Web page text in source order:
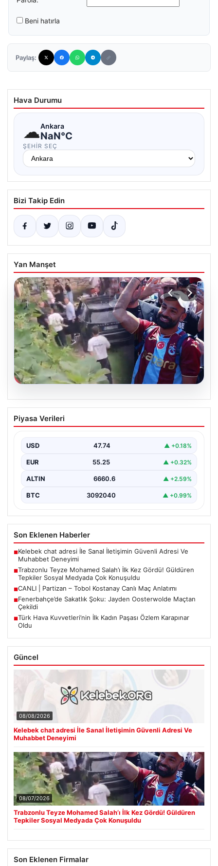
Beni hatırla
Paylaş:
Hava Durumu
☁Ankara
NaN°C
ŞEHIR SEÇ
Bizi Takip Edin
Yan Manşet
07.08.2026
Trabzonlu Teyze Mohamed Salah’ı İlk
Kez Gördü! Güldüren Tepkiler Sosyal
Trabzon’un gözde ilçesi Araklı’ya, dünya futbolunun en
reklam…
Piyasa Verileri
USD 47.74 ▲ +0.18%
EUR 55.25 ▲ +0.32%
ALTIN 6660.6 ▲ +2.59%
BTC 3092040 ▲ +0.99%
Son Eklenen Haberler
■Kelebek chat adresi İle Sanal İletişimin Güvenli Adresi Ve
Muhabbet Deneyimi
■Trabzonlu Teyze Mohamed Salah’ı İlk Kez Gördü! Güldüren
Tepkiler Sosyal Medyada Çok Konuşuldu
■CANLI | Partizan – Tobol Kostanay Canlı Maç Anlatımı
■Fenerbahçe’de Sakatlık Şoku: Jayden Oosterwolde Maçtan
Çekildi
■Türk Hava Kuvvetleri’nin İlk Kadın Paşası Özlem Karapınar
Oldu
Güncel
08/08/2026
Kelebek chat adresi İle Sanal İletişimin Güvenli Adresi Ve
Muhabbet Deneyimi
08/07/2026
Trabzonlu Teyze Mohamed Salah’ı İlk Kez Gördü! Güldüren
Tepkiler Sosyal Medyada Çok Konuşuldu
Son Eklenen Firmalar